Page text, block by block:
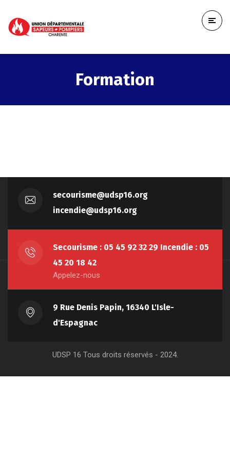
Formation
secourisme@udsp16.org
incendie@udsp16.org
Secourisme : 05 45 92 32 29 Incendie : 05
45 20 18 42
Appelez-nous
9 Rue Denis Papin, 16340 L'Isle-
d'Espagnac
UDSP 16 Tous droits réservés - 2024.